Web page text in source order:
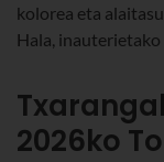
kolorea eta
Hala, inauterietako
2026ko